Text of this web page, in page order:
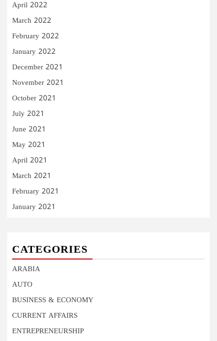
April 2022
March 2022
February 2022
January 2022
December 2021
November 2021
October 2021
July 2021
June 2021
May 2021
April 2021
March 2021
February 2021
January 2021
CATEGORIES
ARABIA
AUTO
BUSINESS & ECONOMY
CURRENT AFFAIRS
ENTREPRENEURSHIP